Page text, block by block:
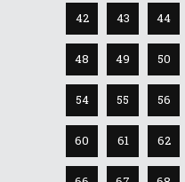
42 43 44
48 49 50
54 55 56
60 61 62